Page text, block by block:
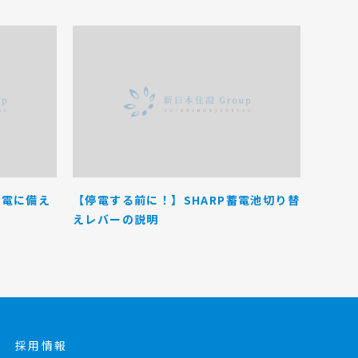
に備え
【停電する前に！】SHARP蓄電池切り替
えレバーの説明
採用情報